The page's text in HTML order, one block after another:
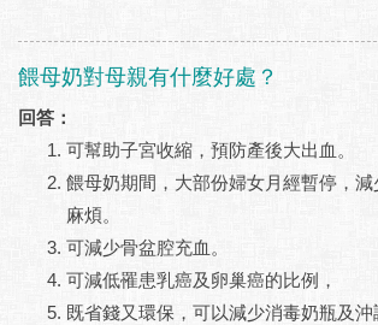
餵母奶對母親有什麼好處？
回答：
可幫助子宮收縮，預防產後大出血。
餵母奶期間，大部份婦女月經暫停，
麻煩。
可減少骨盆腔充血。
可減低罹患乳癌及卵巢癌的比例，
既省錢又環保，可以減少消毒奶瓶及沖